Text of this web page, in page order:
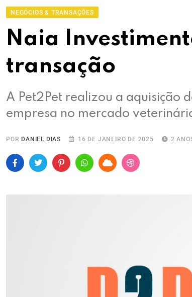
NEGÓCIOS & TRANSAÇÕES
Naia
transação
A Pet2Pet realizou a aquisição
empresa no mercado
POR DANIEL DIAS 16 DE JANEIRO DE 2025 2